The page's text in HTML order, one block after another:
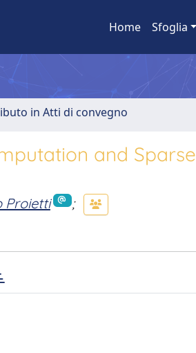
Home Sfoglia
in Atti di convegno
and Sparse
Proietti
;